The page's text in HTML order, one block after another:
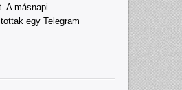
A másnapi
egy Telegram